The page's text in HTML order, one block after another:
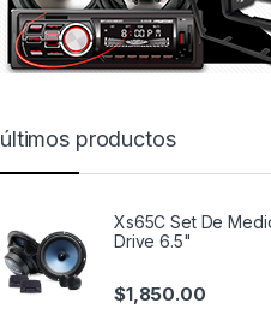
últimos productos
Xs65C Set De
Drive 6.5"
$1,850.00